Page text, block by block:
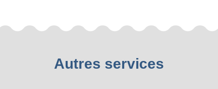
Autres services